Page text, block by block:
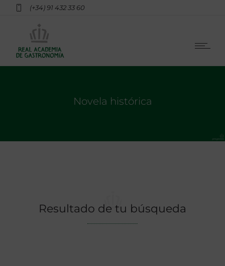
(+34) 91 432 33 60
Novela histórica
Resultado de tu búsqueda